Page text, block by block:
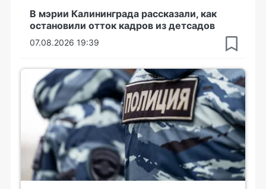
В мэрии Калининграда рассказали, как
остановили отток кадров из детсадов
07.08.2026 19:39